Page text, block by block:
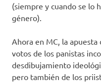
(siempre y cuando se lo
género).
Ahora en MC, la apuesta
votos de los panistas
desdibujamiento
pero también de los